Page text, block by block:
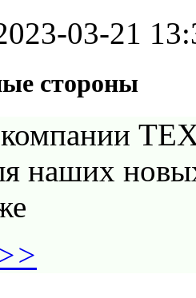
03-21
стороны
компании
наших